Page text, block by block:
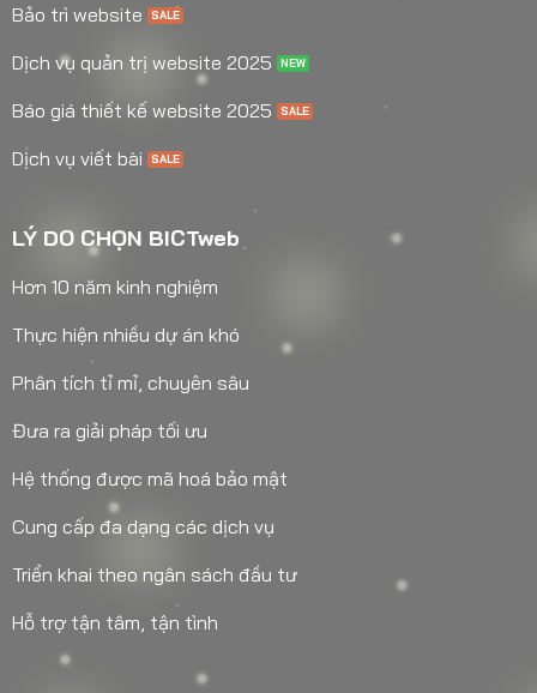
Bảo trì website
Dịch vụ quản trị website 2025
Báo giá thiết kế website 2025
Dịch vụ viết bài
LÝ DO CHỌN BICTweb
Hơn 10 năm kinh nghiệm
Thực hiện nhiều dự án khó
Phân tích tỉ mỉ, chuyên sâu
Đưa ra giải pháp tối ưu
Hệ thống được mã hoá bảo mật
Cung cấp đa dạng các dịch vụ
Triển khai theo ngân sách đầu tư
Hỗ trợ tận tâm, tận tình